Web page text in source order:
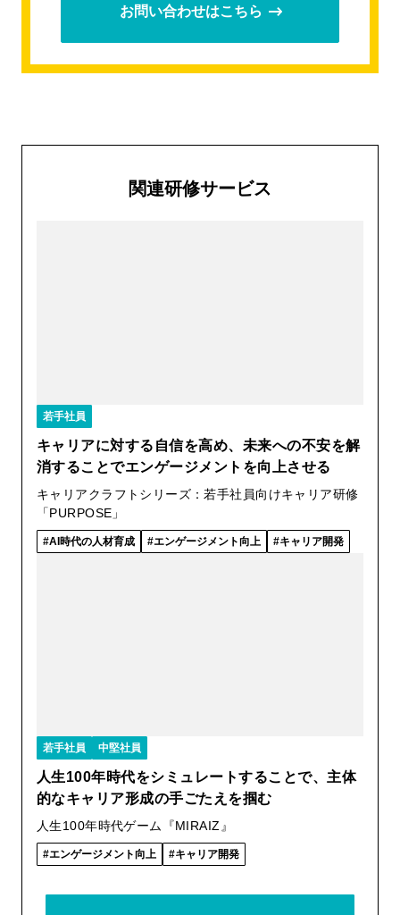
お問い合わせはこちら
関連研修サービス
若手社員
キャリアに対する自信を高め、未来への不安を解
消することでエンゲージメントを向上させる
キャリアクラフトシリーズ：若手社員向けキャリア研修
「PURPOSE」
AI時代の人材育成 エンゲージメント向上 キャリア開発
若手社員 中堅社員
人生100年時代をシミュレートすることで、主体
的なキャリア形成の手ごたえを掴む
人生100年時代ゲーム『MIRAIZ』
エンゲージメント向上 キャリア開発